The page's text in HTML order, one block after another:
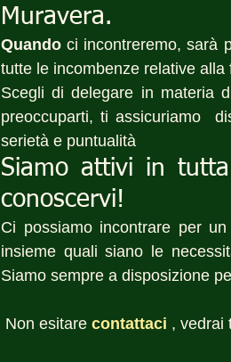
Muravera.
Quando ci incontreremo, sarà
tutte le incombenze relative alla
Scegli di delegare in materia
preoccuparti, ti assicuriamo
serietà e puntualità
Siamo attivi in
conoscervi!
Ci possiamo incontrare per
insieme quali siano le
Siamo sempre a disposizione
Non esitare contattaci , vedrai